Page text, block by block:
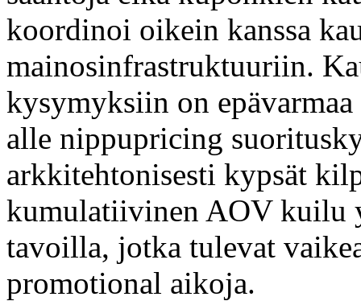
koordinoi oikein kanssa
mainosinfrastruktuuriin.
kysymyksiin on
alle nippupricing
arkkitehtonisesti kypsät
kumulatiivinen AOV kuilu
tavoilla, jotka tulevat
promotional aikoja.